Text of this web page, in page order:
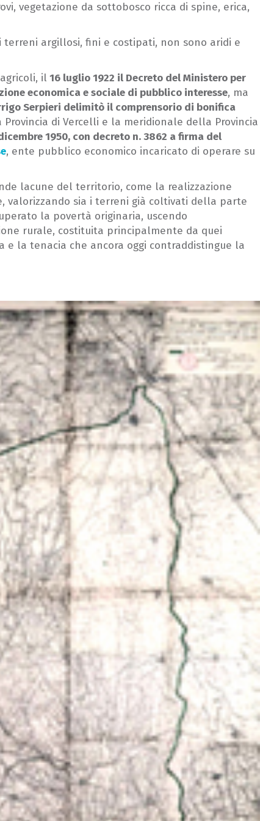
vegetazione da sottobosco ricca di spine, erica,
argillosi, fini e costipati, non sono aridi e
il 16 luglio 1922 il Decreto del Ministero per
economica e sociale di pubblico interesse, ma
Serpieri delimitò il comprensorio di bonifica
di Vercelli e la meridionale della Provincia
1950, con decreto n. 3862 a firma del
, ente pubblico economico incaricato di operare su
lacune del territorio, come la realizzazione
sia i terreni già coltivati della parte
la povertà originaria, uscendo
rurale, costituita principalmente da quei
la tenacia che ancora oggi contraddistingue la